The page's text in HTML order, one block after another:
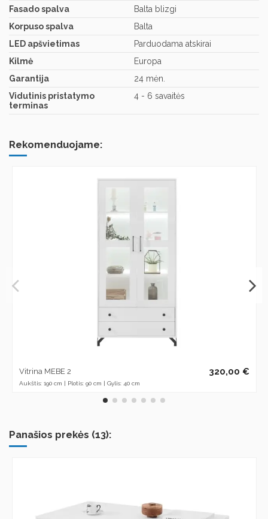
Fasado spalva
Balta blizgi
Korpuso spalva
Balta
LED apšvietimas
Parduodama atskirai
Kilmė
Europa
Garantija
24 mėn.
Vidutinis pristatymo
terminas
4 - 6 savaitės
Rekomenduojame:
Vitrina MEBE 2
Aukštis: 190 cm | Plotis: 90 cm | Gylis: 40 cm
320,00 €
Panašios prekės (13):